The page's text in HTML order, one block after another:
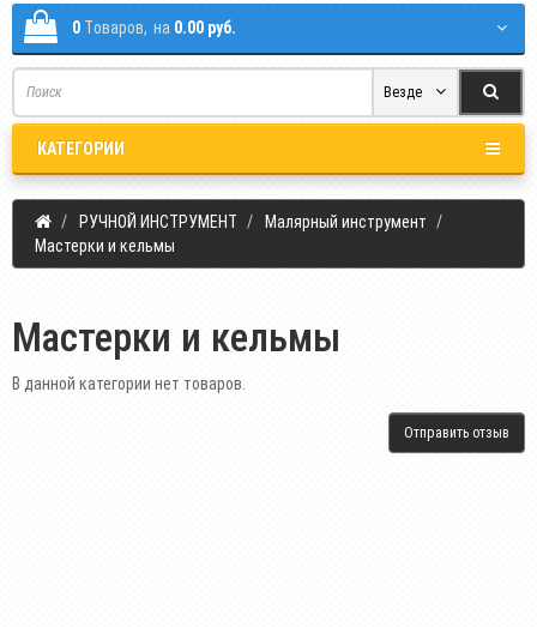
0 Tоваров, на 0.00 руб.
Везде
КАТЕГОРИИ
РУЧНОЙ ИНСТРУМЕНТ
Малярный инструмент
Мастерки и кельмы
Мастерки и кельмы
В данной категории нет товаров.
Отправить отзыв